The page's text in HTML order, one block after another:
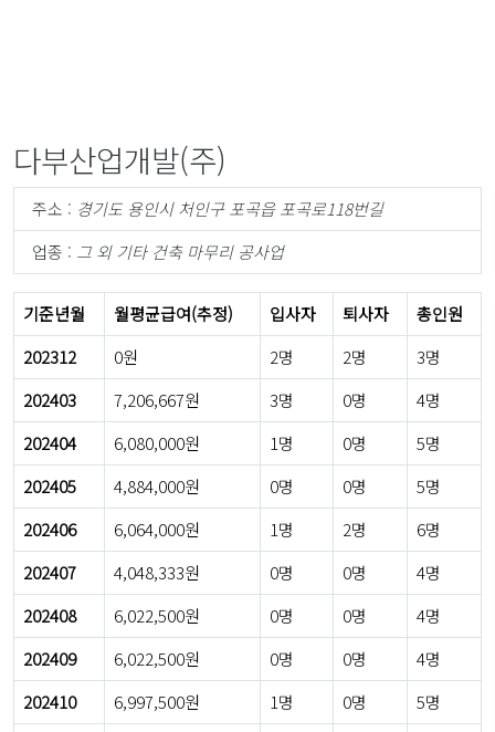
다부산업개발(주)
주소 : 경기도 용인시 처인구 포곡읍 포곡로118번길
업종 : 그 외 기타 건축 마무리 공사업
기준년월 월평균급여(추정) 입사자 퇴사자
총인원
202312
0원 2명 2명
3명
202403
7,206,667원 3명 0명
4명
202404
6,080,000원 1명 0명
5명
202405
4,884,000원 0명 0명
5명
202406
6,064,000원 1명 2명
6명
202407
4,048,333원 0명 0명
4명
202408
6,022,500원 0명 0명
4명
202409
6,022,500원 0명 0명
4명
202410
6,997,500원 1명 0명
5명